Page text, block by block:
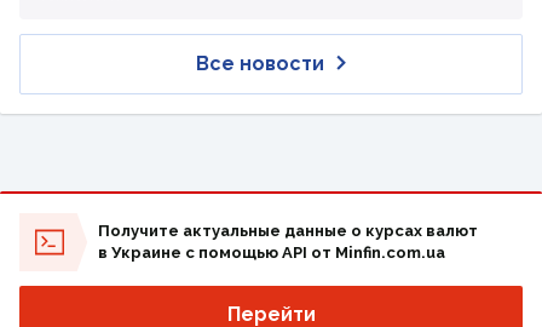
Все новости
Получите актуальные данные о курсах валют
в Украине с помощью API от Minfin.com.ua
Перейти